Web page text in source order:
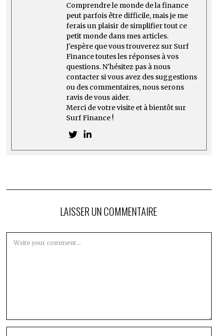
Comprendre le monde de la finance
peut parfois être difficile, mais je me
ferais un plaisir de simplifier tout ce
petit monde dans mes articles.
J'espère que vous trouverez sur Surf
Finance toutes les réponses à vos
questions. N'hésitez pas à nous
contacter si vous avez des suggestions
ou des commentaires, nous serons
ravis de vous aider.
Merci de votre visite et à bientôt sur
Surf Finance !
LAISSER UN COMMENTAIRE